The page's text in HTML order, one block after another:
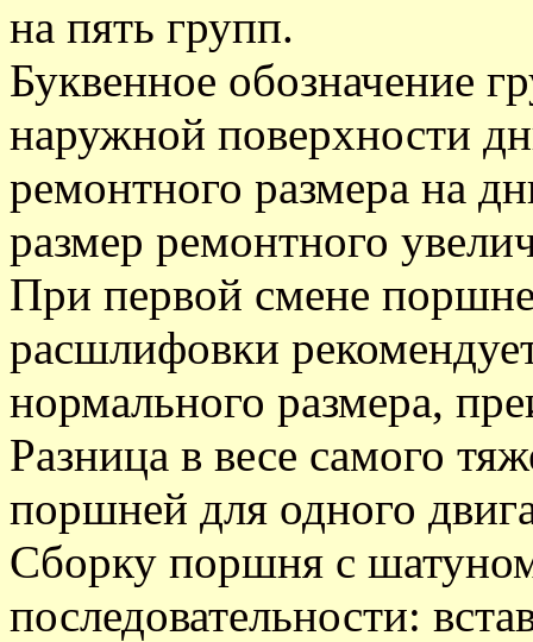
на пять групп.
Буквенное обозначение
наружной поверхности
ремонтного размера на
размер ремонтного
При первой смене
расшлифовки
нормального размера,
Разница в весе самого
поршней для одного
Сборку поршня с
последовательности: